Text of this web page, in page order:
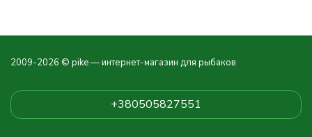
2009-2026 © pike — интернет-магазин для рыбаков
+380505827551